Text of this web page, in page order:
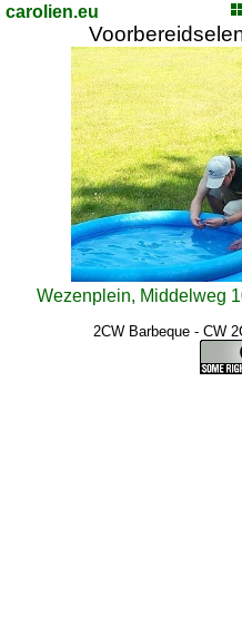
carolien.eu
Wezenplein, Middelweg
2CW Barbeque - CW